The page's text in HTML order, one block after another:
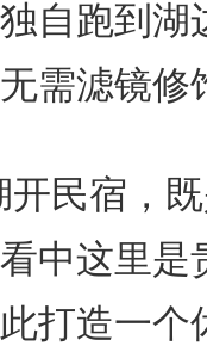
自跑到湖
需滤镜修
民宿，既
中这里是
打造一个